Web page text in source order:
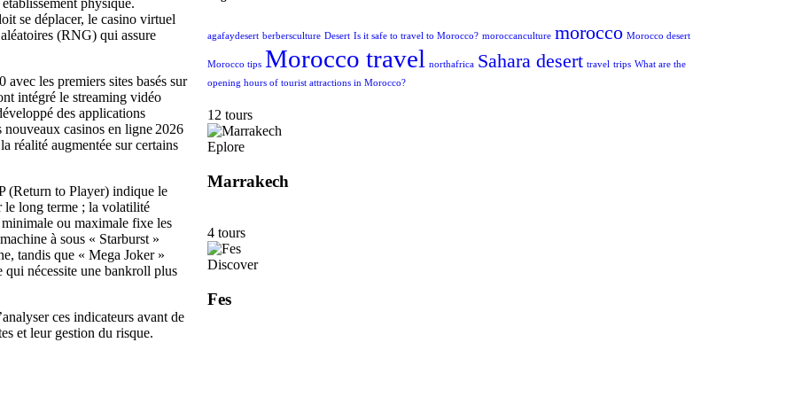
physique.
se déplacer, le casino virtuel
(RNG) qui assure
avec les premiers sites basés sur
intégré le streaming vidéo
des applications
casinos en ligne 2026
réalité augmentée sur certains
(Return to Player) indique le
le long terme ; la volatilité
ou maximale fixe les
à sous « Starburst »
tandis que « Mega Joker »
qui nécessite une bankroll plus
ces indicateurs avant de
et leur gestion du risque.
agafaydesert berbersculture Desert Is it safe to travel to Morocco? moroccanculture morocco Morocco desert
Morocco tips Morocco travel northafrica Sahara desert travel trips What are the
opening hours of tourist attractions in Morocco?
12 tours
Eplore
Marrakech
4 tours
Discover
Fes